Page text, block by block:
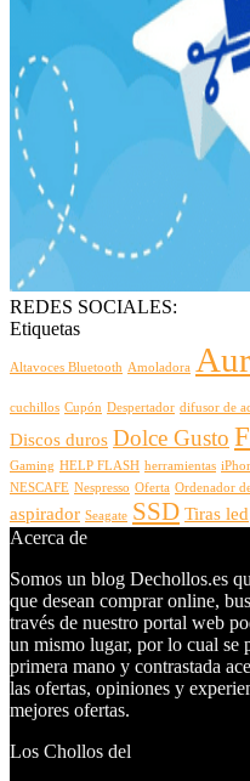
REDES SOCIALES:
Etiquetas
Altavoces Bluetooth Amoladora
cuchillos Cupón Despertador difusor de
Discos duros Dolce Gusto
Gaming HELP FLASH herramientas
NESCAFE Nespresso Oferta Ordenador
aspirador Seagate SSD Tiras led
Acerca de
Somos un blog Dechollos.es
que desean comprar online,
través de nuestro portal web
un mismo lugar, por lo cual se
primera mano y contrastada
las ofertas, opiniones y
mejores ofertas.
Los Chollos del